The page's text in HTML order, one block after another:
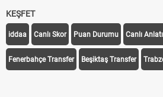
KEŞFET
iddaa Canlı Skor Puan Durumu Canlı
Fenerbahçe Transfer Beşiktaş Transfer